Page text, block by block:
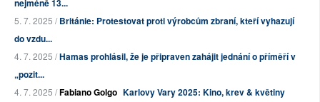
nejméně 13...
5. 7. 2025 /Británie: Protestovat proti výrobcům zbraní, kteří vyhazují
do vzdu...
4. 7. 2025 /Hamas prohlásil, že je připraven zahájit jednání o příměří v
„pozit...
4. 7. 2025 /Fabiano Golgo Karlovy Vary 2025: Kino, krev & květiny